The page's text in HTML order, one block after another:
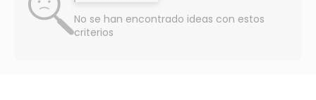
No se han encontrado ideas con estos
criterios